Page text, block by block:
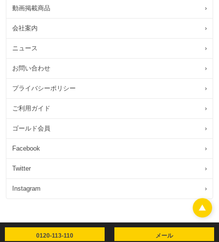
動画掲載商品 ›
会社案内 ›
ニュース ›
お問い合わせ ›
プライバシーポリシー ›
ご利用ガイド ›
ゴールド会員 ›
Facebook ›
Twitter ›
Instagram ›
0120-113-110 メール